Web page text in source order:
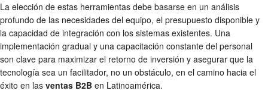
La elección de estas herramientas debe basarse en un análisis
profundo de las necesidades del equipo, el presupuesto disponible y
la capacidad de integración con los sistemas existentes. Una
implementación gradual y una capacitación constante del personal
son clave para maximizar el retorno de inversión y asegurar que la
tecnología sea un facilitador, no un obstáculo, en el camino hacia el
éxito en las ventas B2B en Latinoamérica.